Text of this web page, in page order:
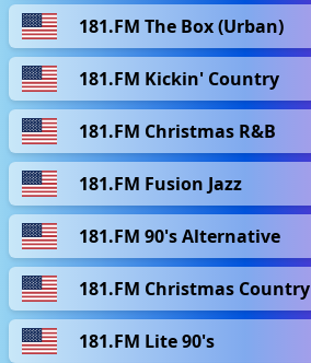
181.FM The Box (Urban)
181.FM Kickin' Country
181.FM Christmas R&B
181.FM Fusion Jazz
181.FM 90's Alternative
181.FM Christmas Country
181.FM Lite 90's